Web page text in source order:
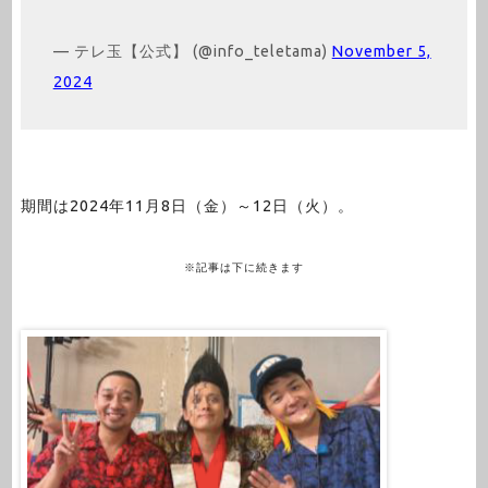
— テレ玉【公式】 (@info_teletama) November 5,
2024
期間は2024年11月8日（金）～12日（火）。
※記事は下に続きます